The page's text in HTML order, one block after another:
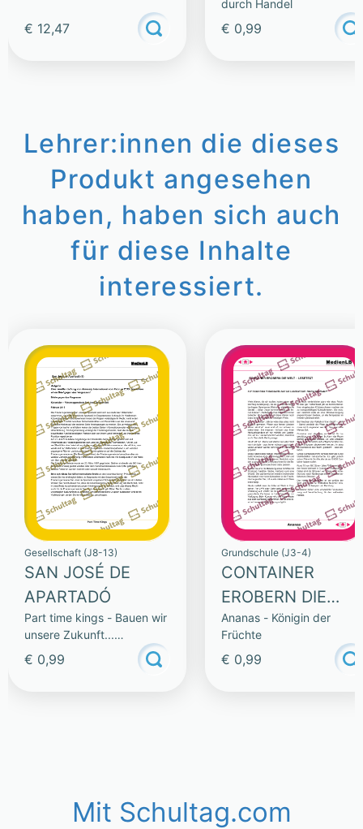
€ 12,47
durch Handel
€ 0,99
Lehrer:innen die dieses
Produkt angesehen
haben, haben sich auch
für diese Inhalte
interessiert.
Gesellschaft (J8-13)
SAN JOSÉ DE
APARTADÓ
Part time kings - Bauen wir
unsere Zukunft...
gemeinsam!
€ 0,99
Grundschule (J3-4)
CONTAINER
EROBERN DIE
WELT – LESETEXT
Ananas - Königin der
Früchte
€ 0,99
Mit Schultag.com